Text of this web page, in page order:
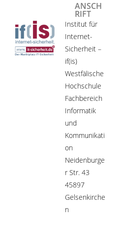
ANSCH
RIFT
Institut für
Internet-
Sicherheit –
if(is)
Westfälische
Hochschule
Fachbereich
Informatik
und
Kommunikati
on
Neidenburge
r Str. 43
45897
Gelsenkirche
n